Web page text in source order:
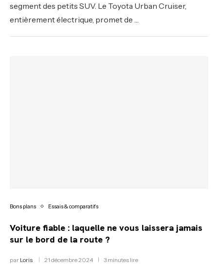
segment des petits SUV. Le Toyota Urban Cruiser,
entièrement électrique, promet de …
Bons plans Essais & comparatifs
Voiture fiable : laquelle ne vous laissera jamais
sur le bord de la route ?
par Loris 21 décembre 2024 3 minutes lire